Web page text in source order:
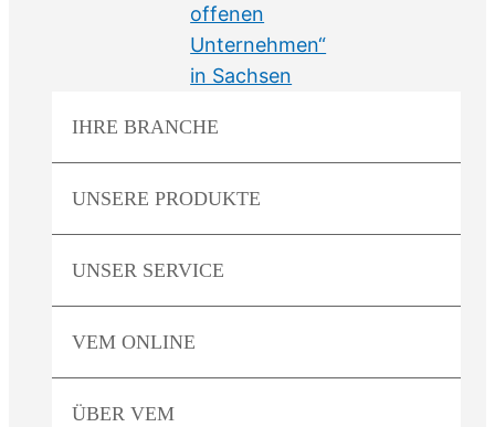
IHRE BRANCHE
UNSERE PRODUKTE
UNSERSERVICE
VEMONLINE
ÜBERVEM